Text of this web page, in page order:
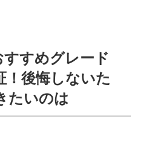
すめグレード
！後悔しないた
たいのは